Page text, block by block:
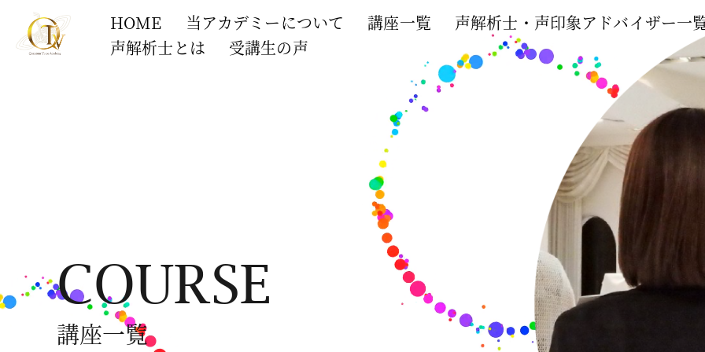
HOME 当アカデミーについて 講座一覧
声解析士・声印象アドバイザー一
声解析士とは
受講生の声
COURSE
講座一覧